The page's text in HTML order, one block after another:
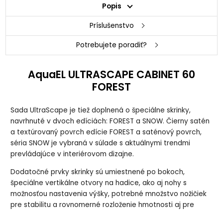
Popis
Príslušenstvo
Potrebujete poradiť?
AquaEL ULTRASCAPE CABINET 60
FOREST
Sada UltraScape je tiež doplnená o špeciálne skrinky,
navrhnuté v dvoch edíciách: FOREST a SNOW. Čierny satén
a textúrovaný povrch edície FOREST a saténový povrch,
séria SNOW je vybraná v súlade s aktuálnymi trendmi
prevládajúce v interiérovom dizajne.
Dodatočné prvky skrinky sú umiestnené po bokoch,
špeciálne vertikálne otvory na hadice, ako aj nohy s
možnosťou nastavenia výšky, potrebné množstvo nožičiek
pre stabilitu a rovnomerné rozloženie hmotnosti aj pre